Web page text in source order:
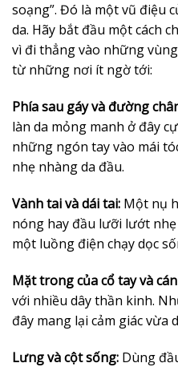
soạng”. Đó là một vũ điệu
da. Hãy bắt đầu một cách
vì đi thẳng vào những
từ những nơi ít ngờ tới:
Phía sau gáy và đường
làn da mỏng manh ở đây
những ngón tay vào mái
nhẹ nhàng da đầu.
Vành tai và dái tai: Một nụ
nóng hay đầu lưỡi lướt
một luồng điện chạy dọc
Mặt trong của cổ tay và
với nhiều dây thần kinh.
đây mang lại cảm giác vừa
Lưng và cột sống: Dùng